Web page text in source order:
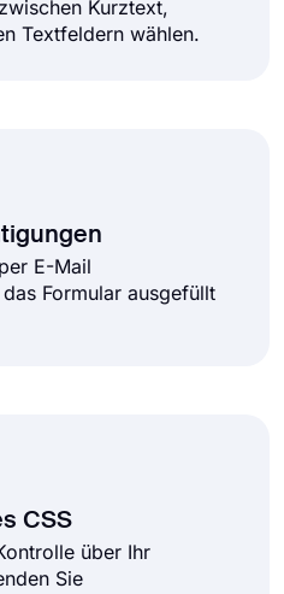
Kurztext,
Textfeldern wählen.
E-Mail
Formular ausgefüllt
CSS
über Ihr
Sie